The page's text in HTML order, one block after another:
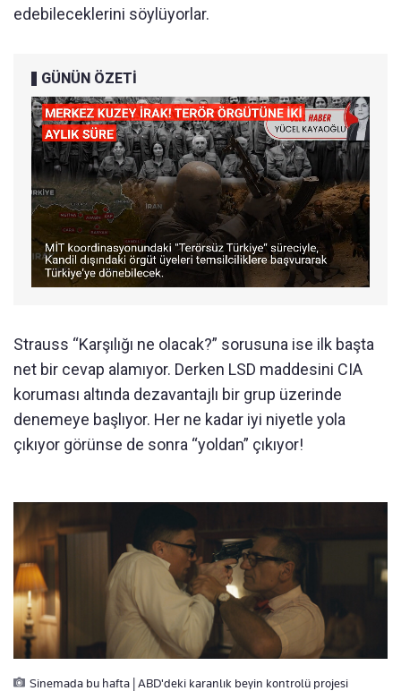
edebileceklerini söylüyorlar.
GÜNÜN ÖZETİ
Strauss “Karşılığı ne olacak?” sorusuna ise ilk başta
net bir cevap alamıyor. Derken LSD maddesini CIA
koruması altında dezavantajlı bir grup üzerinde
denemeye başlıyor. Her ne kadar iyi niyetle yola
çıkıyor görünse de sonra “yoldan” çıkıyor!
Sinemada bu hafta | ABD'deki karanlık beyin kontrolü projesi